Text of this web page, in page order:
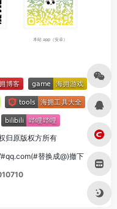
本站 app（安卓）
归原版权方所有
替换成@)撤下